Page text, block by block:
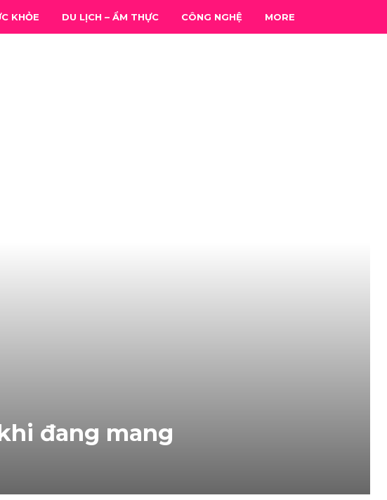
KHỎE DU LỊCH – ẨM THỰC CÔNG NGHỆ MORE
đang mang